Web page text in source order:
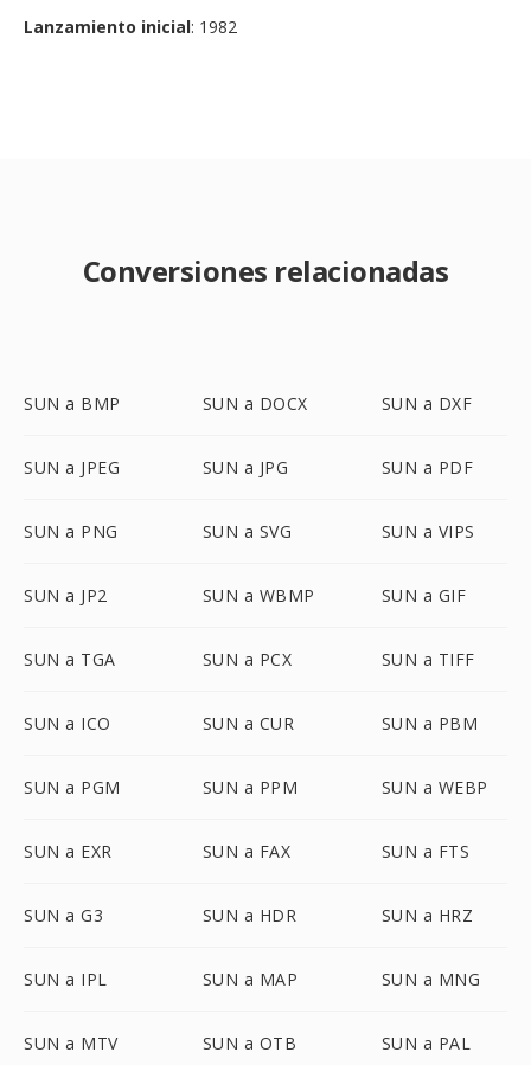
Lanzamiento inicial: 1982
Conversiones relacionadas
SUN a BMP SUN a DOCX SUN a DXF
SUN a JPEG SUN a JPG SUN a PDF
SUN a PNG SUN a SVG SUN a VIPS
SUN a JP2 SUN a WBMP SUN a GIF
SUN a TGA SUN a PCX SUN a TIFF
SUN a ICO SUN a CUR SUN a PBM
SUN a PGM SUN a PPM SUN a WEBP
SUN a EXR SUN a FAX SUN a FTS
SUN a G3 SUN a HDR SUN a HRZ
SUN a IPL SUN a MAP SUN a MNG
SUN a MTV SUN a OTB SUN a PAL